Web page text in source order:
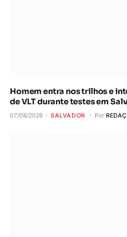
Homem entra nos trilhos e
de VLT durante testes em
07/08/2026 SALVADOR Por